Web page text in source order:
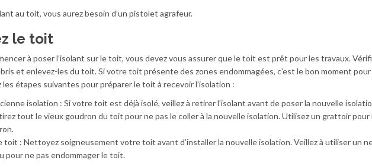
au toit, vous aurez besoin d’un pistolet agrafeur.
le toit
à poser l’isolant sur le toit, vous devez vous assurer que le toit est prêt pour les travaux.
et enlevez-les du toit. Si votre toit présente des zones endommagées, c’est le bon moment pour
les étapes suivantes pour préparer le toit à recevoir l’isolation :
isolation : Si votre toit est déjà isolé, veillez à retirer l’isolant avant de poser la nouvelle
ztout le vieux goudron du toit pour ne pas lecoller à la nouvelle isolation. Utilisez un grattoir
toit : Nettoyez soigneusement votre toit avant d’installer la nouvelle isolation. Veillez à utiliser un
pour ne pas endommager le toit.